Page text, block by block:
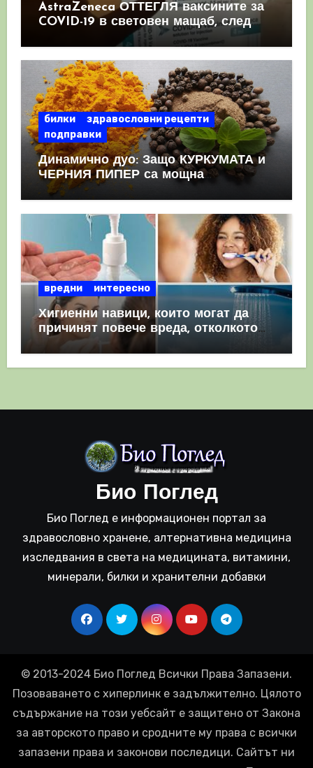
AstraZeneca ОТТЕГЛЯ ваксините за
COVID-19 в световен мащаб, след
като призна, че те причиняват
КРЪВНИ съсиреци
билки
здравословни рецепти
подправки
Динамично дуо: Защо КУРКУМАТА и
ЧЕРНИЯ ПИПЕР са мощна
комбинация
вредни интересно
Хигиенни навици, които могат да
причинят повече вреда, отколкото
полза
Био Поглед
Био Поглед е информационен портал за
здравословно хранене, алтернативна медицина
изследвания в света на медицината, витамини,
минерали, билки и хранителни добавки
© 2013-2024 Био Поглед Всички Права Запазени.
Позоваването с хиперлинк е задължително. Цялото
съдържание на този уебсайт е защитено от Закона
за авторското право и сродните му права с всички
запазени права и законови последици. Сайтът ни